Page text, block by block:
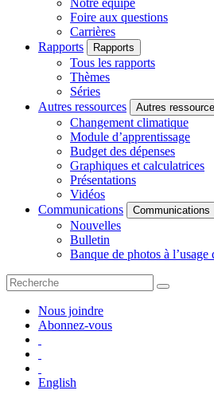
Notre équipe
Foire aux questions
Carrières
Rapports
Rapports
Tous les rapports
Thèmes
Séries
Autres ressources
Autres
Changement climatique
Module d’apprentissage
Budget des dépenses
Graphiques et calculatrices
Présentations
Vidéos
Communications
Communications
Nouvelles
Bulletin
Banque de photos à l’usage
Nous joindre
Abonnez-vous
English